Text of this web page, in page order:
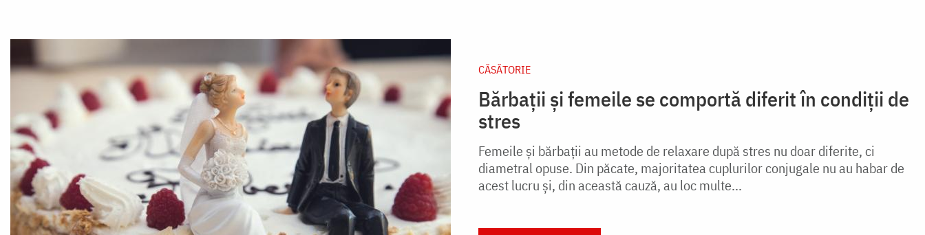
CĂSĂTORIE
Bărbații și femeile se comportă diferit în condiții de
stres
Femeile și bărbații au metode de relaxare după stres nu doar diferite, ci
diametral opuse. Din păcate, majoritatea cuplurilor conjugale nu au habar de
acest lucru şi, din această cauză, au loc multe...